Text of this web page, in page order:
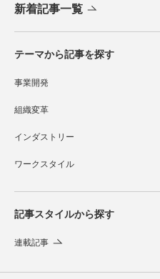
新着記事一覧
テーマから記事を探す
事業開発
組織変革
インダストリー
ワークスタイル
記事スタイルから探す
連載記事